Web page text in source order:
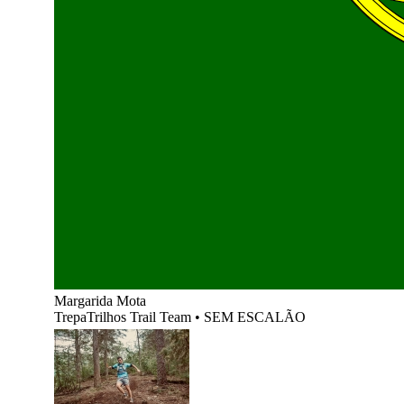
Margarida Mota
TrepaTrilhos Trail Team • SEM ESCALÃO